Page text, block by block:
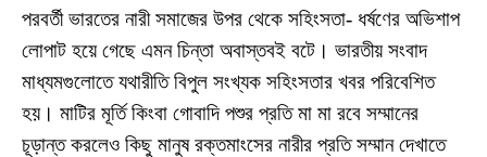
পরবর্তী ভারতের নারী সমাজের উপর থেকে সহিংসতা- ধর্ষণের অভিশাপ
লোপাট হয়ে গেছে এমন চিন্তা অবাস্তবই বটে। ভারতীয় সংবাদ
মাধ্যমগুলোতে যথারীতি বিপুল সংখ্যক সহিংসতার খবর পরিবেশিত
হয়। মাটির মূর্তি কিংবা গোবাদি পশুর প্রতি মা মা রবে সম্মানের
চূড়ান্ত করলেও কিছু মানুষ রক্তমাংসের নারীর প্রতি সম্মান দেখাতে